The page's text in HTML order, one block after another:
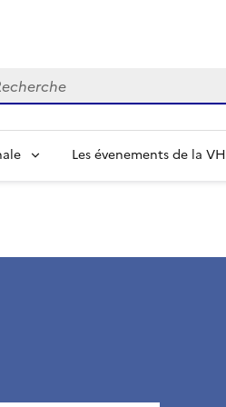
Les évenements de la VH